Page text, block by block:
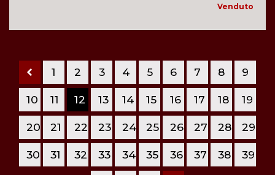
Venduto
1 2 3 4 5 6 7 8 9
10 11 12 13 14 15 16 17 18 19
20 21 22 23 24 25 26 27 28 29
30 31 32 33 34 35 36 37 38 39